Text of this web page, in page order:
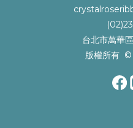
台北市萬華
版權所有